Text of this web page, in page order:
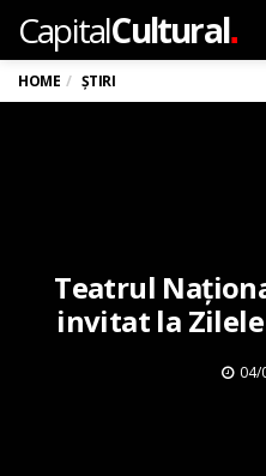
CapitalCultural.
HOME ȘTIRI
Teatrul
invitat la Zilele
04/